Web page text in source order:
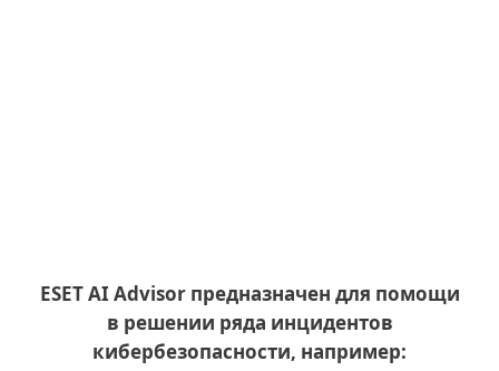
ESET AI Advisor предназначен для помощи
в решении ряда инцидентов
кибербезопасности, например: